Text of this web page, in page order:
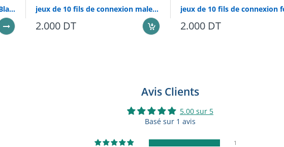
Diode Lumière Assortis Rouge Blanc Jaune Vert Bleu 5mm jeux de 10 fils de connexion male femelle 20cm pour arduino
2.000 DT 2.000 DT
Avis Clients
5.00 sur 5
Basé sur 1 avis
1